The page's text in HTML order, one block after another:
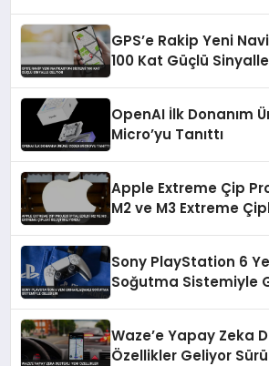
GPS’e Rakip Yeni
100 Kat Güçlü
OpenAI İlk Donanım
Micro’yu Tanıttı
Apple Extreme Çip
M2 ve M3 Extreme
Sony PlayStation 6
Soğutma Sistemiyle
Waze’e Yapay Zeka
Özellikler Geliyor